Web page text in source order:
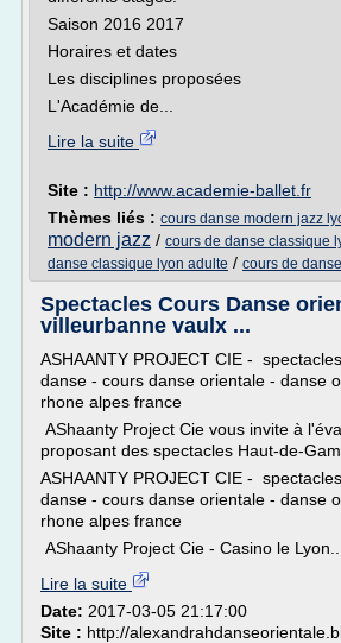
Saison 2016 2017
Horaires et dates
Les disciplines proposées
L'Académie de...
Lire la suite
Site : http://www.academie-ballet.fr
Thèmes liés : cours danse modern jazz
modern jazz / cours de danse classique
danse classique lyon adulte / cours de
Spectacles Cours Danse
villeurbanne vaulx ...
ASHAANTY PROJECT CIE -
danse - cours danse orientale - danse
rhone alpes france
AShaanty Project Cie vous invite à
proposant des spectacles Haut-de-
ASHAANTY PROJECT CIE -
danse - cours danse orientale - danse
rhone alpes france
AShaanty Project Cie - Casino le Lyon...
Lire la suite
Date: 2017-03-05 21:17:00
Site : http://